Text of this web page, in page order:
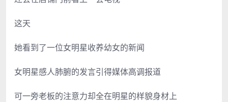
这天
她看到了一位女明星收养幼女的新闻
女明星感人肺腑的发言引得媒体高调报道
可一旁老板的注意力却全在明星的样貌身材上